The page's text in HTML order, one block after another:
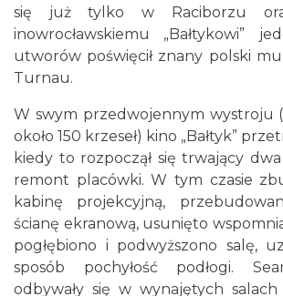
się już tylko w Raciborzu
inowrocławskiemu „Bałtykowi”
utworów poświęcił znany polski
Turnau.
W swym przedwojennym wystroju
około 150 krzeseł) kino „Bałtyk”
kiedy to rozpoczął się trwający
remont placówki. W tym czasie
kabinę projekcyjną,
ścianę ekranową, usunięto
pogłębiono i podwyższono salę,
sposób pochyłość podłogi.
odbywały się w wynajętych